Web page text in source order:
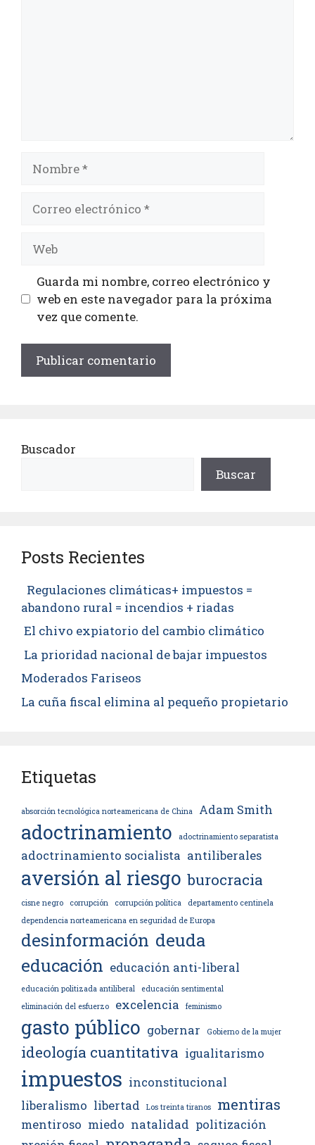
Guarda mi nombre, correo electrónico y
web en este navegador para la próxima
vez que comente.
Buscador
Buscar
Posts Recientes
Regulaciones climáticas+ impuestos =
abandono rural = incendios + riadas
El chivo expiatorio del cambio climático
La prioridad nacional de bajar impuestos
Moderados Fariseos
La cuña fiscal elimina al pequeño propietario
Etiquetas
absorción tecnológica norteamericana de China Adam Smith
adoctrinamiento adoctrinamiento separatista
adoctrinamiento socialista antiliberales
aversión al riesgo burocracia
cisne negro corrupción corrupción política
departamento centinela
dependencia norteamericana en seguridad de Europa
desinformación deuda
educación educación anti-liberal
educación politizada antiliberal
educación sentimental
eliminación del esfuerzo
excelencia feminismo
gasto público gobernar Gobierno de la mujer
ideología cuantitativa igualitarismo
impuestos inconstitucional
liberalismo libertad Los treinta tiranos mentiras
mentiroso miedo natalidad politización